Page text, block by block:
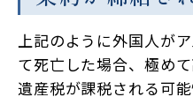
上記のように外国人が
て死亡した場合、極め
遺産税が課税される可能